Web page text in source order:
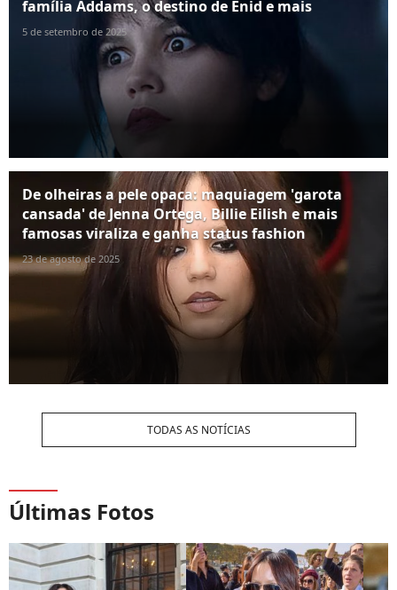
família Addams, o destino de Enid e mais
5 de setembro de 2025
De olheiras a pele opaca: maquiagem 'garota
cansada' de Jenna Ortega, Billie Eilish e mais
famosas viraliza e ganha status fashion
23 de agosto de 2025
TODAS AS NOTÍCIAS
Últimas Fotos